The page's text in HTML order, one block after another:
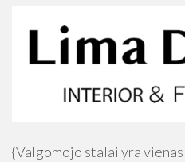
{Valgomojo stalai yra